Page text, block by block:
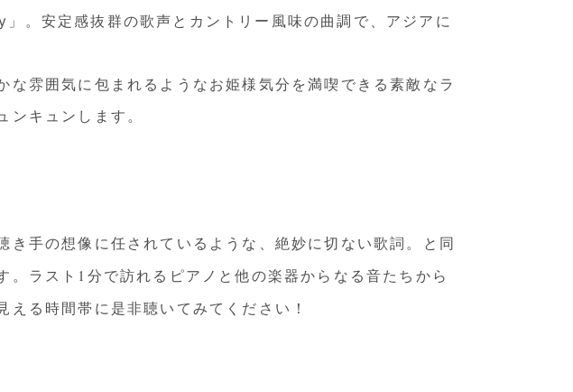
。安定感抜群の歌声とカントリー風味の曲調で、アジアに
雰囲気に包まれるようなお姫様気分を満喫できる素敵なラ
キュンします。
手の想像に任されているような、絶妙に切ない歌詞。と同
ラスト1分で訪れるピアノと他の楽器からなる音たちから
る時間帯に是非聴いてみてください！